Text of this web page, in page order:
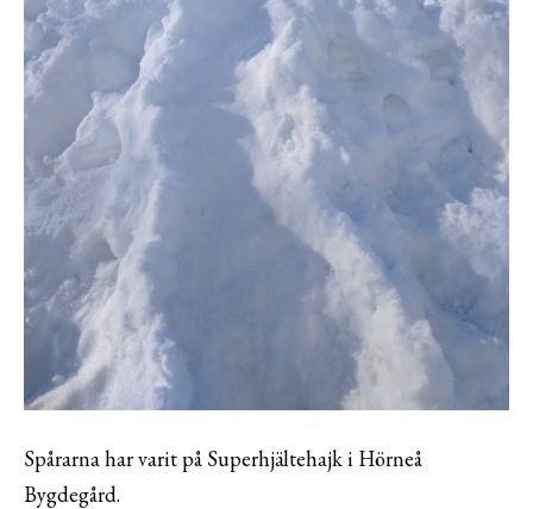
Spårarna har varit på Superhjältehajk i Hörneå
Bygdegård.